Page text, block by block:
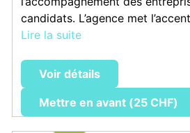
candidats. L’agence met
Lire la suite
Voir détails
Mettre en avant (25 CHF)